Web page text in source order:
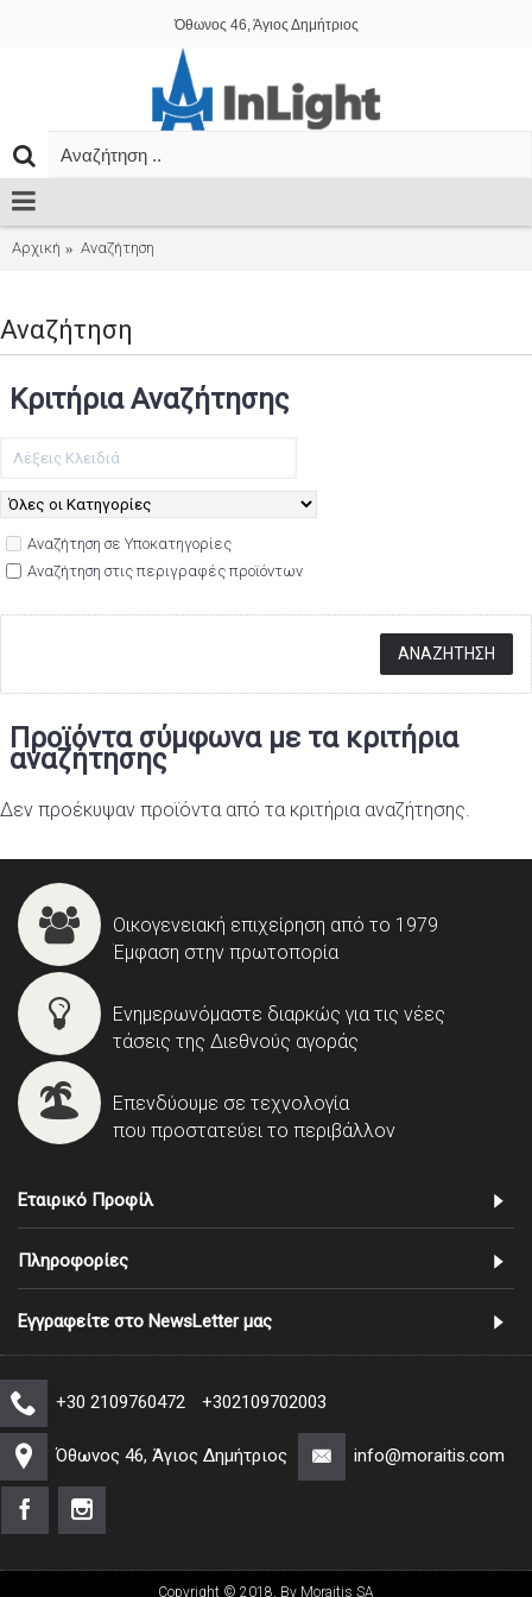
Όθωνος 46, Άγιος Δημήτριος
Αρχική Αναζήτηση
Αναζήτηση
Κριτήρια Αναζήτησης
Αναζήτηση σε Υποκατηγορίες
Αναζήτηση στις περιγραφές προϊόντων
Προϊόντα σύμφωνα με τα κριτήρια
αναζήτησης
Δεν προέκυψαν προϊόντα από τα κριτήρια αναζήτησης.
Οικογενειακή επιχείρηση από το 1979
Έμφαση στην πρωτοπορία
Ενημερωνόμαστε διαρκώς για τις νέες
τάσεις της Διεθνούς αγοράς
Επενδύουμε σε τεχνολογία
που προστατεύει το περιβάλλον
Εταιρικό Προφίλ
Πληροφορίες
Εγγραφείτε στο NewsLetter μας
+30 2109760472 +302109702003
Όθωνος 46, Άγιος Δημήτριος info@moraitis.com
Copyright © 2018, By Moraitis SA